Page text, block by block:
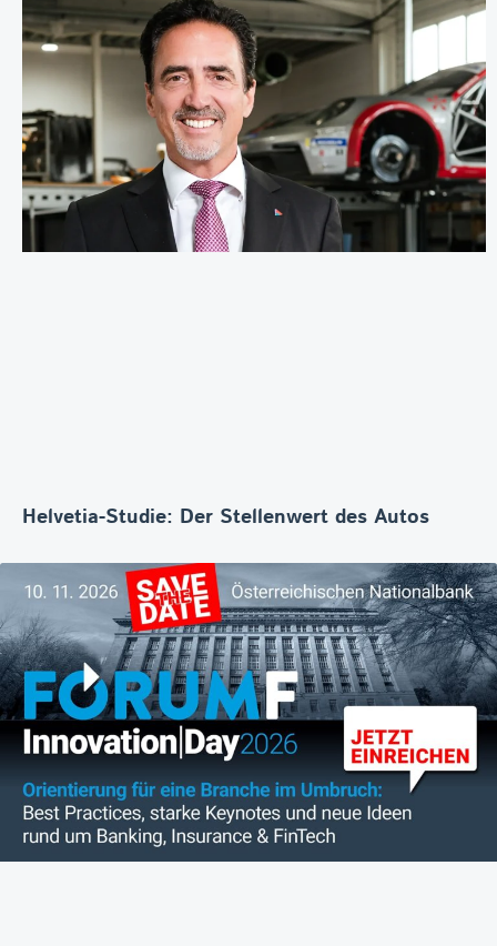
Helvetia-Studie: Der Stellenwert des Autos